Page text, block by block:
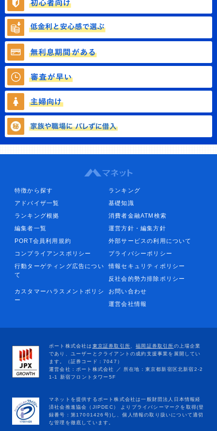
特徴から探す
ランキング
アドバイザ一覧
基礎知識
ランキング根拠
消費者金融ATM検索
編集者一覧
運営方針・編集方針
PORT会員利用規約
外部サービスの利用について
コンプライアンスポリシー
プライバシーポリシー
行動ターゲティング広告につい
て
情報セキュリティポリシー
反社会的勢力排除ポリシー
カスタマーハラスメントポリシ
ー
お問い合わせ
運営会社情報